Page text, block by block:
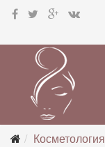
Косметология